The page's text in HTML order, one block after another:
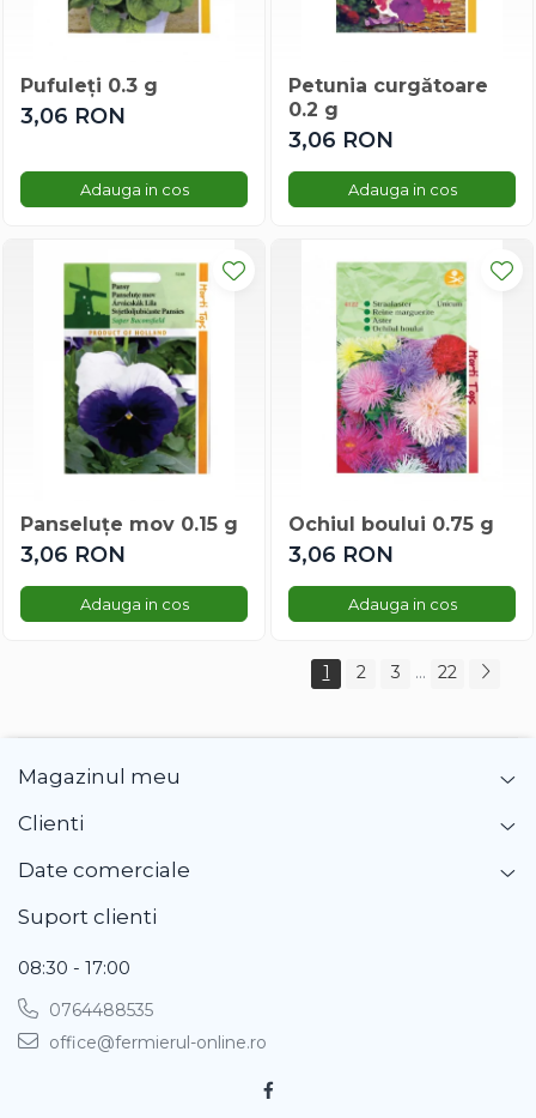
Porumb De Floricele
Salata
Sfecla
Telina
Tomate
Vinete
Pufuleți 0.3 g
3,06 RON
Adauga in cos
Petunia curgătoare
0.2 g
3,06 RON
Adauga in cos
Panseluțe mov 0.15 g
3,06 RON
Adauga in cos
Ochiul boului 0.75 g
3,06 RON
Adauga in cos
1 2 3 ... 22
Magazinul meu
Clienti
Date comerciale
Suport clienti
08:30 - 17:00
0764488535
office@fermierul-online.ro